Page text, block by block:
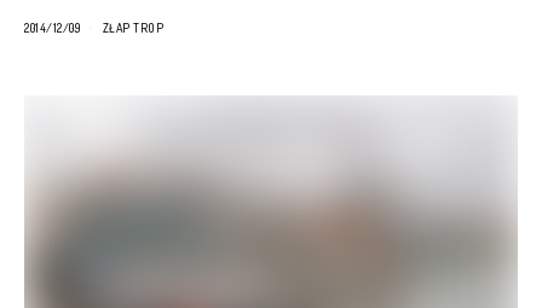
2014/12/09 ZŁAP TROP